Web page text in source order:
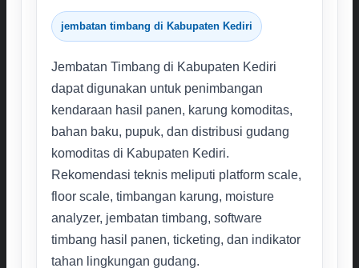
jembatan timbang di Kabupaten Kediri
Jembatan Timbang di Kabupaten Kediri
dapat digunakan untuk penimbangan
kendaraan hasil panen, karung komoditas,
bahan baku, pupuk, dan distribusi gudang
komoditas di Kabupaten Kediri.
Rekomendasi teknis meliputi platform scale,
floor scale, timbangan karung, moisture
analyzer, jembatan timbang, software
timbang hasil panen, ticketing, dan indikator
tahan lingkungan gudang.